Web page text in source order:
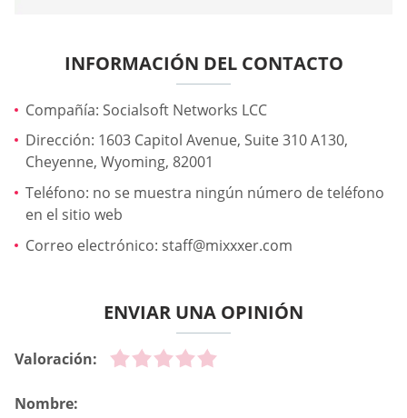
INFORMACIÓN DEL CONTACTO
Compañía: Socialsoft Networks LCC
Dirección: 1603 Capitol Avenue, Suite 310 A130,
Cheyenne, Wyoming, 82001
Teléfono: no se muestra ningún número de teléfono
en el sitio web
Correo electrónico: staff@mixxxer.com
ENVIAR UNA OPINIÓN
Valoración:
Nombre: